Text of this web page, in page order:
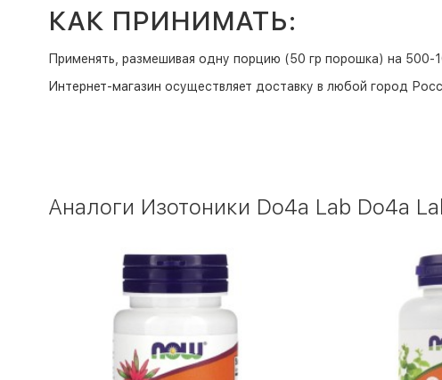
КАК ПРИНИМАТЬ:
Применять, размешивая одну порцию (50 гр порошка) на 500-
Интернет-магазин осуществляет доставку в любой город
Аналоги Изотоники Do4a Lab Do4a